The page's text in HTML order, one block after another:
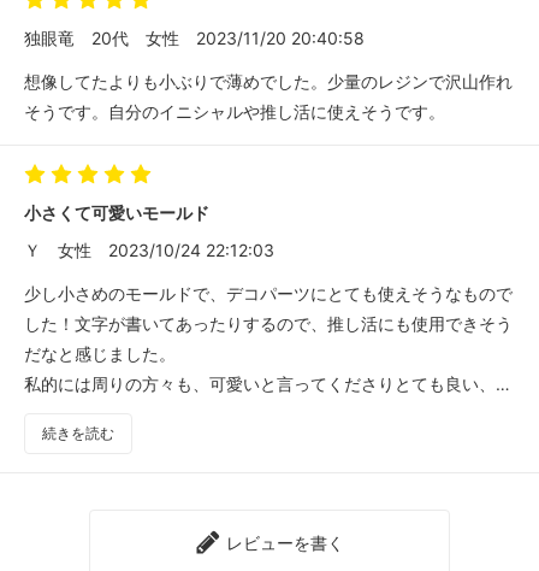
独眼竜 20代 女性 2023/11/20 20:40:58
想像してたよりも小ぶりで薄めでした。少量のレジンで沢山作れ
そうです。自分のイニシャルや推し活に使えそうです。
小さくて可愛いモールド
Ｙ
女性 2023/10/24 22:12:03
少し小さめのモールドで、デコパーツにとても使えそうなもので
した！文字が書いてあったりするので、推し活にも使用できそう
だなと感じました。
私的には周りの方々も、可愛いと言ってくださりとても良い、モ
続きを読む
レビューを書く